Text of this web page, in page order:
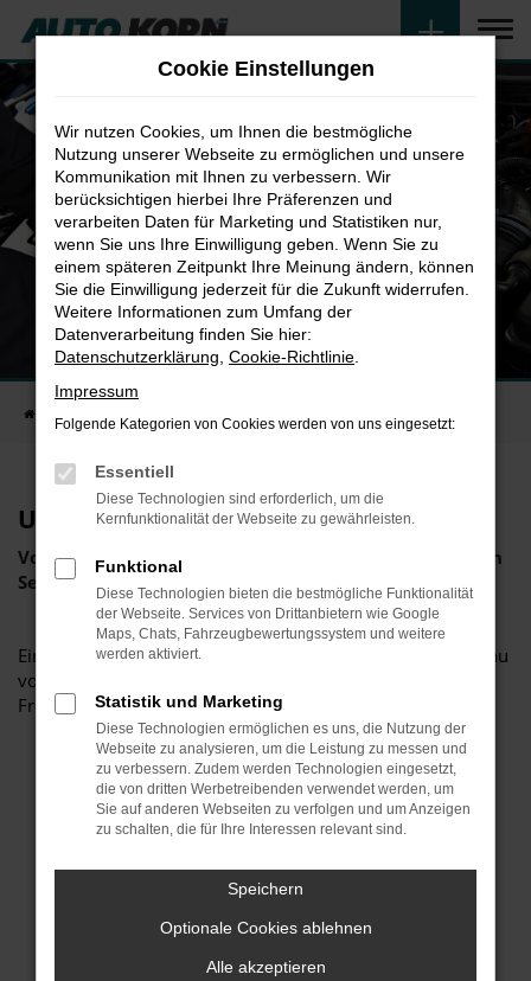
Zum
Hauptinhalt
Werkstattleistungen
Unsere Leistungen im Überblick
Unsere Werkstattleistungen
Von der kompetenten Beratung bis zum umfassenden
Service
Ein angegliederter Kfz-Meisterbetrieb ermöglicht den Einbau
von Anhängerkupplungen sowie die Installation von
Freisprecheinrichtungen oder Car Hifi Anlagen.
Cookie Einstellungen
Wir nutzen Cookies, um Ihnen die bestmögliche
Nutzung unserer Webseite zu ermöglichen und unsere
Kommunikation mit Ihnen zu verbessern. Wir
berücksichtigen hierbei Ihre Präferenzen und
verarbeiten Daten für Marketing und Statistiken nur,
wenn Sie uns Ihre Einwilligung geben. Wenn Sie zu
einem späteren Zeitpunkt Ihre Meinung ändern, können
Sie die Einwilligung jederzeit für die Zukunft widerrufen.
Weitere Informationen zum Umfang der
Datenverarbeitung finden Sie hier:
Datenschutzerklärung Cookie-Richtlinie
Impressum
Folgende Kategorien von Cookies werden von uns eingesetzt:
Essentiell
Diese Technologien sind erforderlich, um die
Kernfunktionalität der Webseite zu gewährleisten.
Funktional
Diese Technologien bieten die bestmögliche Funktionalität
der Webseite. Services von Drittanbietern wie Google
Maps, Chats, Fahrzeugbewertungssystem und weitere
werden aktiviert.
Statistik und Marketing
Diese Technologien ermöglichen es uns, die Nutzung der
Webseite zu analysieren, um die Leistung zu messen und
zu verbessern. Zudem werden Technologien eingesetzt,
die von dritten Werbetreibenden verwendet werden, um
Sie auf anderen Webseiten zu verfolgen und um Anzeigen
zu schalten, die für Ihre Interessen relevant sind.
Speichern
Optionale Cookies ablehnen
Alle akzeptieren